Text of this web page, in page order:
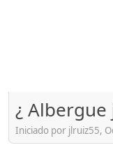
¿ Albergue
Iniciado por jlruiz55,